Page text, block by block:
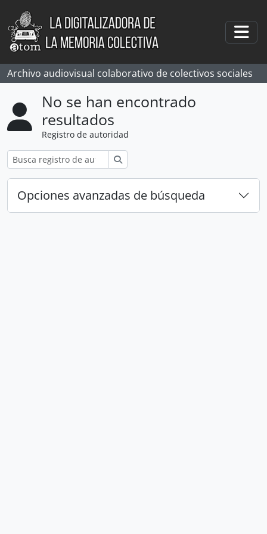
Skip to main content
Archivo audiovisual colaborativo de colectivos sociales
No se han encontrado
resultados
Registro de autoridad
Opciones avanzadas de búsqueda